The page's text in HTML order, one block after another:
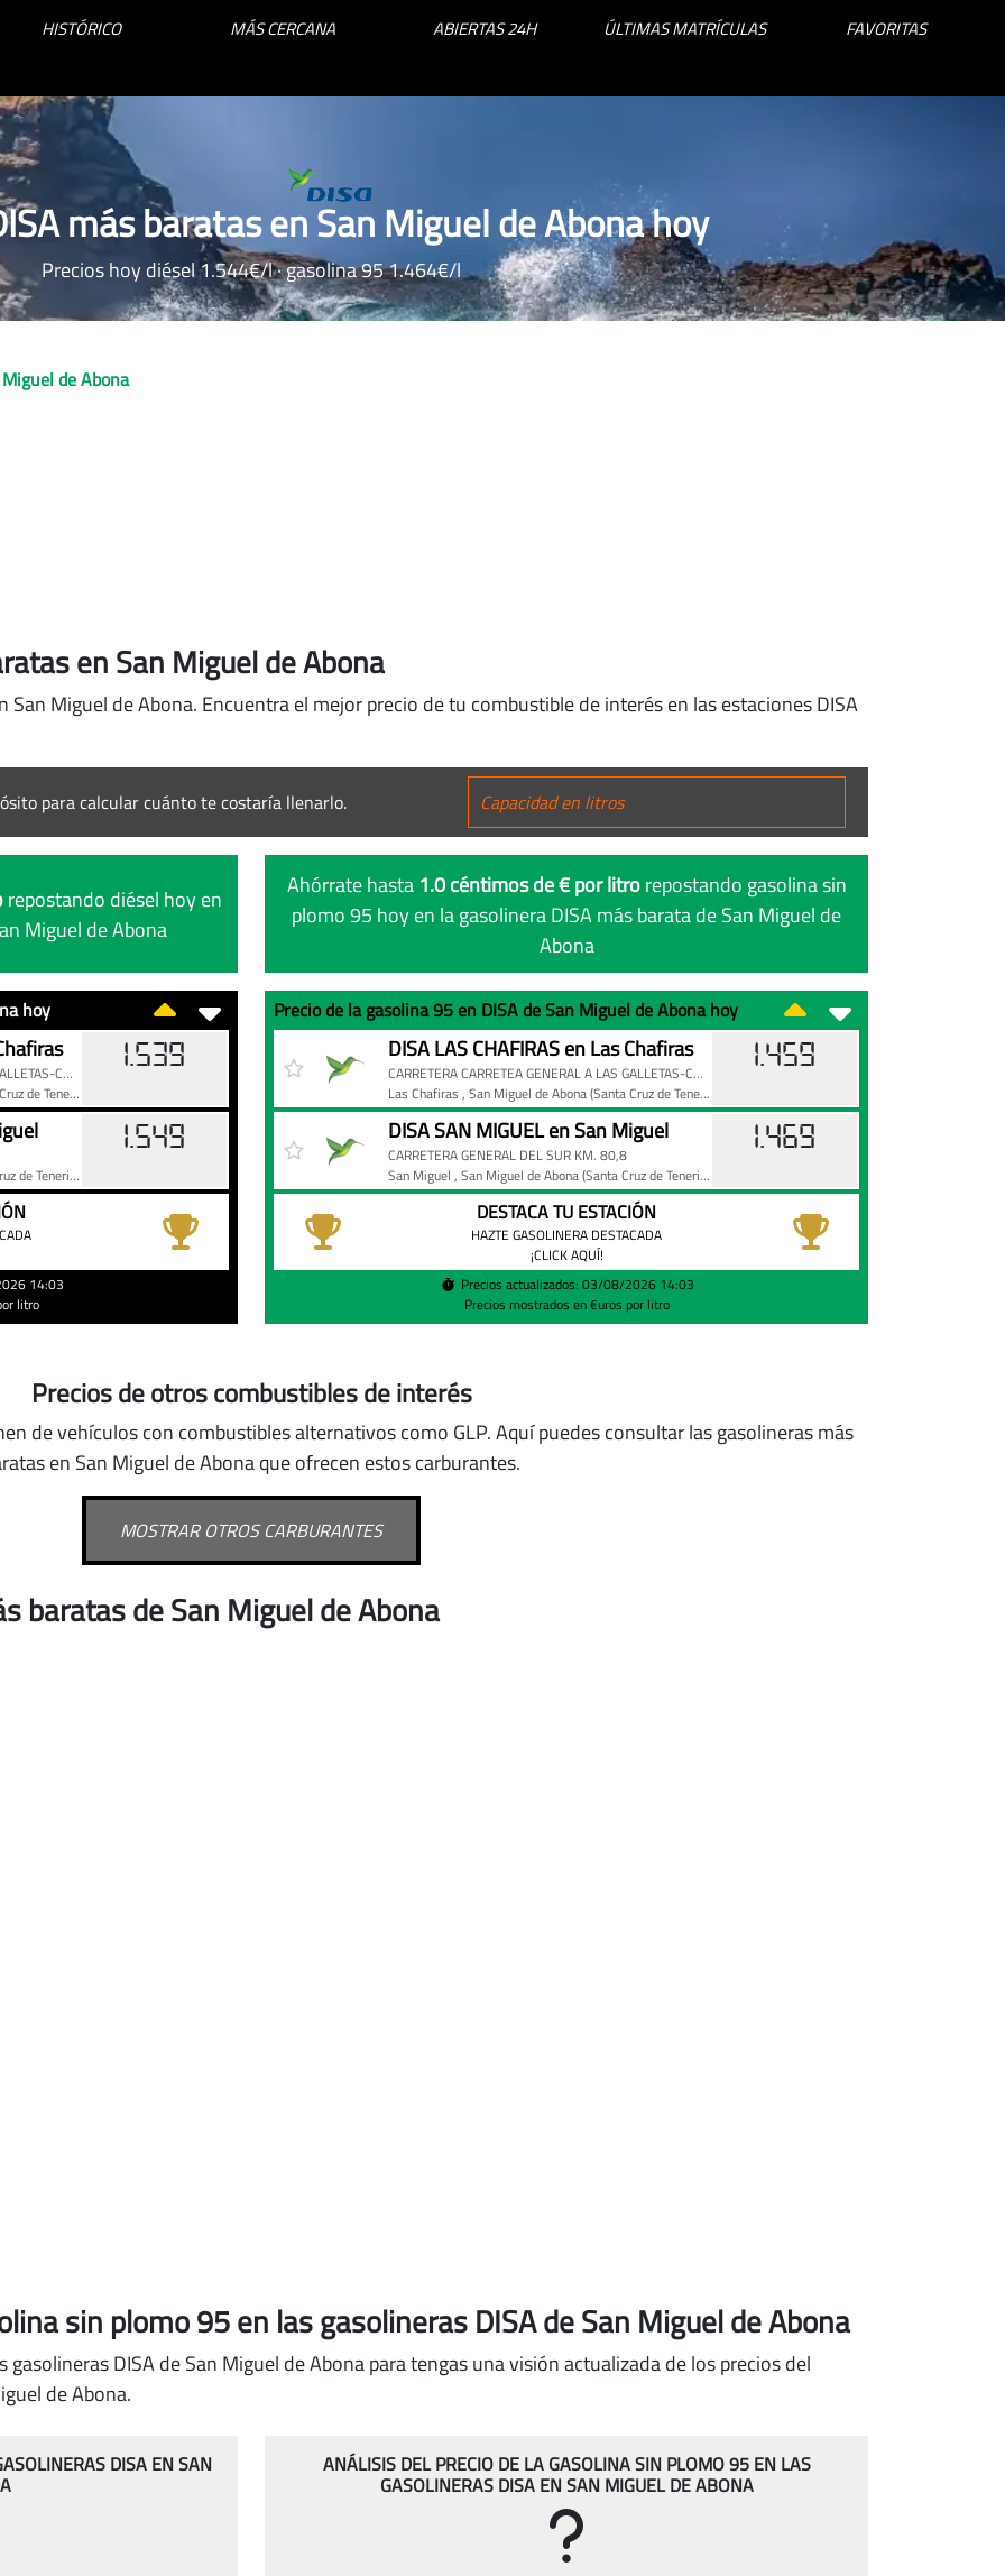
HISTÓRICO MÁS CERCANA ABIERTAS 24H ÚLTIMAS MATRÍCULAS FAVORITAS
más baratas en San Miguel de Abona hoy
Precios hoy diésel 1.544€/l · gasolina 95 1.464€/l
de Abona
en San Miguel de Abona
San Miguel de Abona. Encuentra el mejor precio de tu combustible de interés en las estaciones DISA
para calcular cuánto te costaría llenarlo.
repostando diésel hoy en
Miguel de Abona
hoy
CARRETERA CARRETEA GENERAL A LAS GALLETAS-CHAFIRAS KM. S/N
de Tenerife)
1.539
de Tenerife)
1.549
14:03
litro
Ahórrate hasta 1.0 céntimos de € por litrorepostando gasolina sin
plomo 95 hoy en la gasolinera DISA más barata de San Miguel de
Abona
Precio de la gasolina 95 en DISA de San Miguel de Abona hoy
de
95
PrecioDISA LAS CHAFIRAS en Las Chafiras
CARRETERA CARRETEA GENERAL A LAS GALLETAS-CHAFIRAS KM. S/N
Las Chafiras , San Miguel de Abona(Santa Cruz de Tenerife)
1.459
DISA SAN MIGUEL en San Miguel
CARRETERA GENERAL DEL SUR KM. 80,8
San Miguel , San Miguel de Abona(Santa Cruz de Tenerife)
1.469
DESTACA TU ESTACIÓN
HAZTE GASOLINERA DESTACADA
¡CLICK AQUÍ!
Precios actualizados: 03/08/2026 14:03
Precios mostrados en €uros por litro
Precios de otros combustibles de interés
de vehículos con combustibles alternativos como GLP. Aquí puedes consultar las gasolineras más
en San Miguel de Abona que ofrecen estos carburantes.
MOSTRAR OTROS CARBURANTES
baratas de San Miguel de Abona
sin plomo 95en las gasolineras DISA de San Miguel de Abona
DISA de San Miguel de Abona para tengas una visión actualizada de los precios del
de Abona.
DISA EN SAN ANÁLISIS DEL PRECIO DE LA GASOLINA SIN PLOMO 95 EN LAS
GASOLINERAS DISA EN SAN MIGUEL DE ABONA